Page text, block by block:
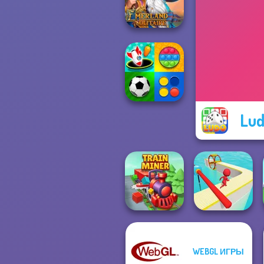
Armada
Emerland
Solitaire
2-3-4 Player
Train Miner
WEBGL ИГРЫ